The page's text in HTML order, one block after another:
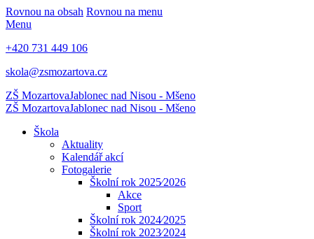
Rovnou na obsah Rovnou na menu
Menu
+420 731 449 106
skola@zsmozartova.cz
ZŠ MozartovaJablonec nad Nisou - Mšeno
ZŠ MozartovaJablonec nad Nisou - Mšeno
Škola
Aktuality
Kalendář akcí
Fotogalerie
Školní rok 2025⁄2026
Akce
Sport
Školní rok 2024⁄2025
Školní rok 2023⁄2024